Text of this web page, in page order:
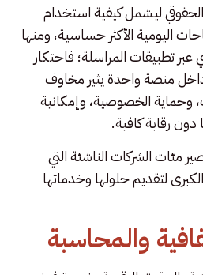
ليشمل كيفية استخدام
اليومية الأكثر حساسية، ومنها
تطبيقات المراسلة؛ فاحتكار
منصة واحدة يثير مخاوف
وحماية الخصوصية، وإمكانية
دون رقابة كافية.
مئات الشركات الناشئة التي
لتقديم حلولها وخدماتها
والمحاسبة